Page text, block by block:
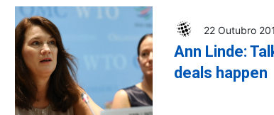
Trabalho analítico
22 Outubro
Ann Linde:
deals happen